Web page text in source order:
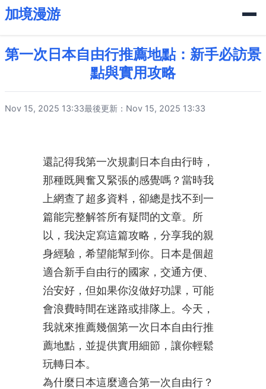
加境漫游
第一次日本自由行推薦地點：新手必訪景
點與實用攻略
Nov 15, 2025 13:33最後更新：Nov 15, 2025 13:33
還記得我第一次規劃日本自由行時，
那種既興奮又緊張的感覺嗎？當時我
上網查了超多資料，卻總是找不到一
篇能完整解答所有疑問的文章。所
以，我決定寫這篇攻略，分享我的親
身經驗，希望能幫到你。日本是個超
適合新手自由行的國家，交通方便、
治安好，但如果你沒做好功課，可能
會浪費時間在迷路或排隊上。今天，
我就來推薦幾個第一次日本自由行推
薦地點，並提供實用細節，讓你輕鬆
玩轉日本。
為什麼日本這麼適合第一次自由行？